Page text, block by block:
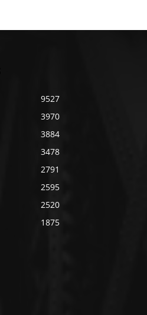
9527
3970
3884
3478
2791
2595
2520
1875